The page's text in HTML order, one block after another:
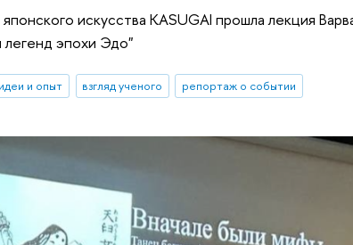
искусства KASUGAI прошла лекция
легенд эпохи Эдо"
идеи и опыт взгляд ученого репортаж о событии